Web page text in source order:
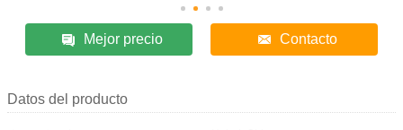
Mejor precio Contacto
Datos del producto